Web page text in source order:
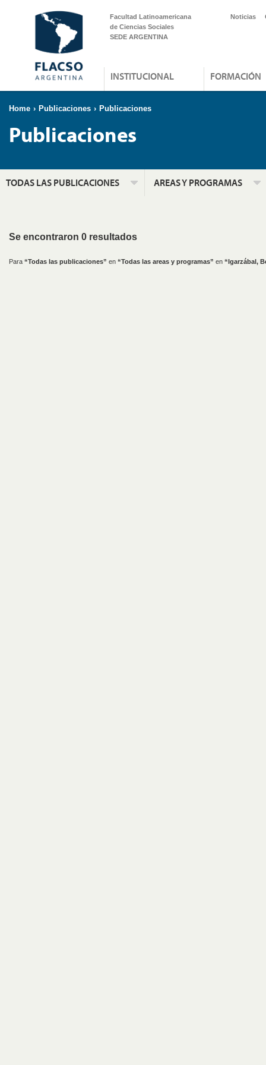
Facultad Latinoamericana
de Ciencias Sociales
SEDE ARGENTINA
Noticias
INSTITUCIONAL FORMACIÓN
Home › Publicaciones › Publicaciones
Publicaciones
TODAS LAS PUBLICACIONES AREAS Y PROGRAMAS
Se encontraron 0 resultados
Para “Todas las publicaciones” en “Todas las areas y programas” en “Igarzábal,